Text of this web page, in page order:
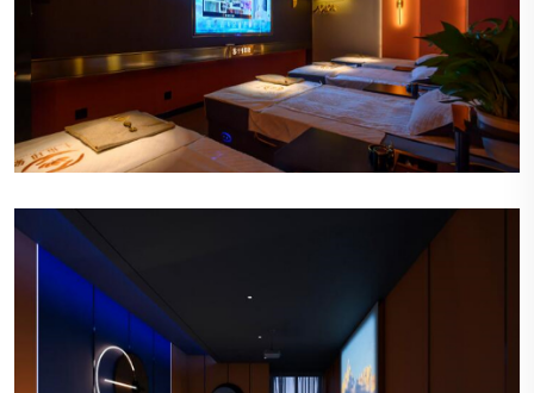
精致的装饰
墙上挂着精美的艺术作品，角落摆放着优雅的植
物，每一件装饰都经过精心挑选，体现出会所对细
节的关注。